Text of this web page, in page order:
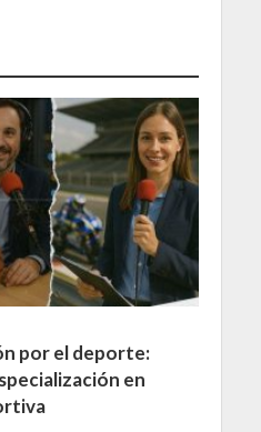
por el deporte:
en